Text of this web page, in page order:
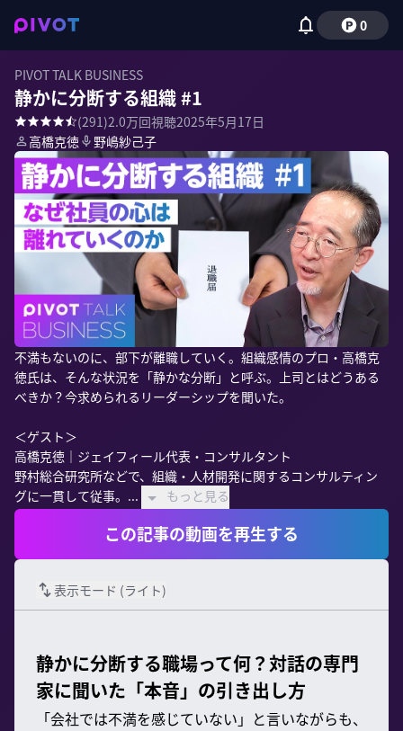
0
PIVOT TALK BUSINESS
静かに分断する組織 #1
(291)2.0万回視聴2025年5月17日
高橋克徳
野嶋紗己子
不満もないのに、部下が離職していく。組織感情のプロ・高橋克
徳氏は、そんな状況を「静かな分断」と呼ぶ。上司とはどうある
べきか？今求められるリーダーシップを聞いた。
＜ゲスト＞
高橋克徳｜ジェイフィール代表・コンサルタント
野村総合研究所などで、組織・人材開発に関するコンサルティン
グに一貫して従事。...
もっと見る
この記事の動画を再生する
表示モード (ライト)
静かに分断する職場って何？対話の専門
家に聞いた「本音」の引き出し方
「会社では不満を感じていない」と言いながらも、